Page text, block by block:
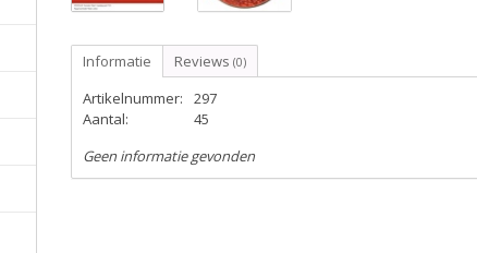
Informatie Reviews (0)
Artikelnummer:
297
Aantal:
45
Geen informatie gevonden